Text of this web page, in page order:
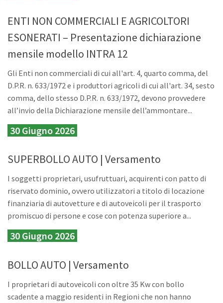
ENTI NON COMMERCIALI E AGRICOLTORI
ESONERATI – Presentazione dichiarazione
mensile modello INTRA 12
Gli Enti non commerciali di cui all'art. 4, quarto comma, del
D.P.R. n. 633/1972 e i produttori agricoli di cui all'art. 34, sesto
comma, dello stesso D.P.R. n. 633/1972, devono provvedere
all’invio della Dichiarazione mensile dell’ammontare...
30 Giugno 2026
SUPERBOLLO AUTO | Versamento
I soggetti proprietari, usufruttuari, acquirenti con patto di
riservato dominio, ovvero utilizzatori a titolo di locazione
finanziaria di autovetture e di autoveicoli per il trasporto
promiscuo di persone e cose con potenza superiore a...
30 Giugno 2026
BOLLO AUTO | Versamento
I proprietari di autoveicoli con oltre 35 Kw con bollo
scadente a maggio residenti in Regioni che non hanno